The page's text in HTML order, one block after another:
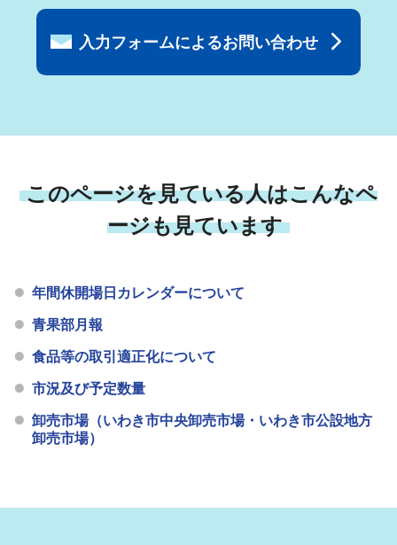
入力フォームによるお問い合わせ
このページを見ている人はこんなペ
ージも見ています
年間休開場日カレンダーについて
青果部月報
食品等の取引適正化について
市況及び予定数量
卸売市場（いわき市中央卸売市場・いわき市公設地方
卸売市場）